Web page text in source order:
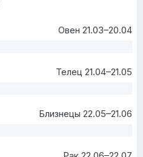
Овен 21.03–20.04
Телец 21.04–21.05
Близнецы 22.05–21.06